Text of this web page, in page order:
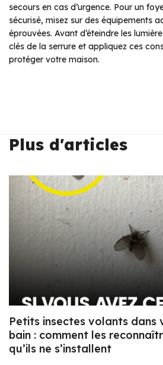
secours en cas d’urgence. Pour un
sécurisé, misez sur des équipements
éprouvées. Avant d’éteindre les
clés de la serrure et appliquez ces
protéger votre maison.
Plus d'articles
Petits insectes volants dans
bain : comment les
qu’ils ne s’installent